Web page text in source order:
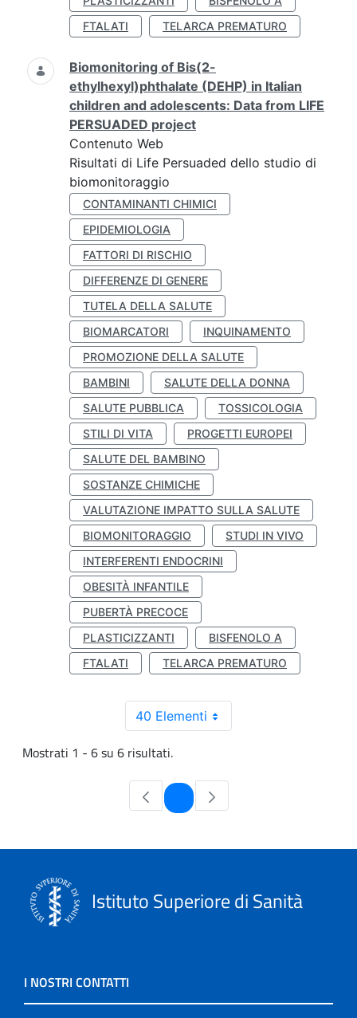
FTALATI
TELARCA PREMATURO
Biomonitoring of Bis(2-
ethylhexyl)phthalate (DEHP) in Italian
children and adolescents: Data from LIFE
PERSUADED project
Contenuto Web
Risultati di Life Persuaded dello studio di
biomonitoraggio
CONTAMINANTI CHIMICI
EPIDEMIOLOGIA
FATTORI DI RISCHIO
DIFFERENZE DI GENERE
TUTELA DELLA SALUTE
BIOMARCATORI
INQUINAMENTO
PROMOZIONE DELLA SALUTE
BAMBINI
SALUTE DELLA DONNA
SALUTE PUBBLICA
TOSSICOLOGIA
STILI DI VITA
PROGETTI EUROPEI
SALUTE DEL BAMBINO
SOSTANZE CHIMICHE
VALUTAZIONE IMPATTO SULLA SALUTE
BIOMONITORAGGIO
STUDI IN VIVO
INTERFERENTI ENDOCRINI
OBESITÀ INFANTILE
PUBERTÀ PRECOCE
PLASTICIZZANTI
BISFENOLO A
FTALATI
TELARCA PREMATURO
40 Elementi
Mostrati 1 - 6 su 6 risultati.
Pagina
Istituto Superiore di Sanità
I NOSTRI CONTATTI